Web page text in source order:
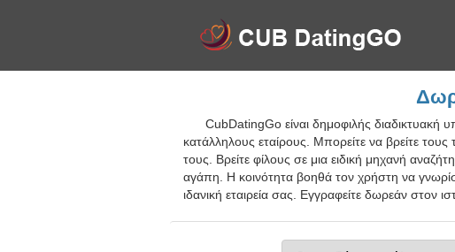
CubDatingGo είναι δημοφιλής διαδικτυακή
κατάλληλους εταίρους. Μπορείτε να βρείτε τους
τους. Βρείτε φίλους σε μια ειδική μηχανή
αγάπη. Η κοινότητα βοηθά τον χρήστη να
ιδανική εταιρεία σας. Εγγραφείτε δωρεάν στον